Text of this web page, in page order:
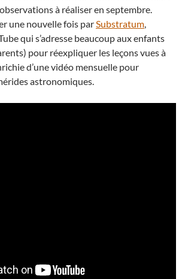
à réaliser en septembre.
une nouvelle fois parSubstratum,
qui s’adresse beaucoup aux enfants
pour réexpliquer les leçons vues à
d’une vidéo mensuelle pour
astronomiques.